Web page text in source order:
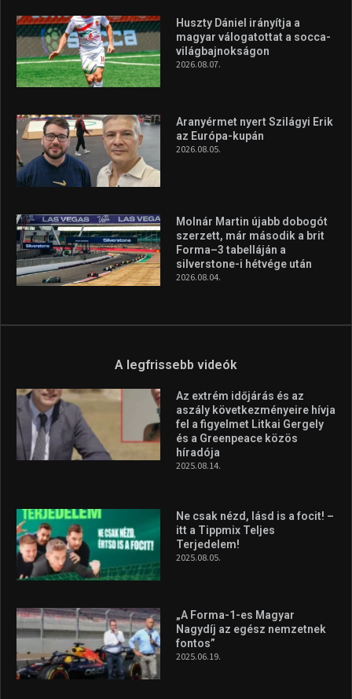
Huszty Dániel irányítja a
magyar válogatottat a socca-
világbajnokságon
2026.08.07.
Aranyérmet nyert Szilágyi Erik
az Európa-kupán
2026.08.05.
Molnár Martin újabb dobogót
szerzett, már második a brit
Forma–3 tabelláján a
silverstone-i hétvége után
2026.08.04.
A legfrissebb videók
Az extrém időjárás és az
aszály következményeire hívja
fel a figyelmet Litkai Gergely
és a Greenpeace közös
híradója
2025.08.14.
Ne csak nézd, lásd is a focit! –
itt a Tippmix Teljes
Terjedelem!
2025.08.05.
„A Forma-1-es Magyar
Nagydíj az egész nemzetnek
fontos”
2025.06.19.